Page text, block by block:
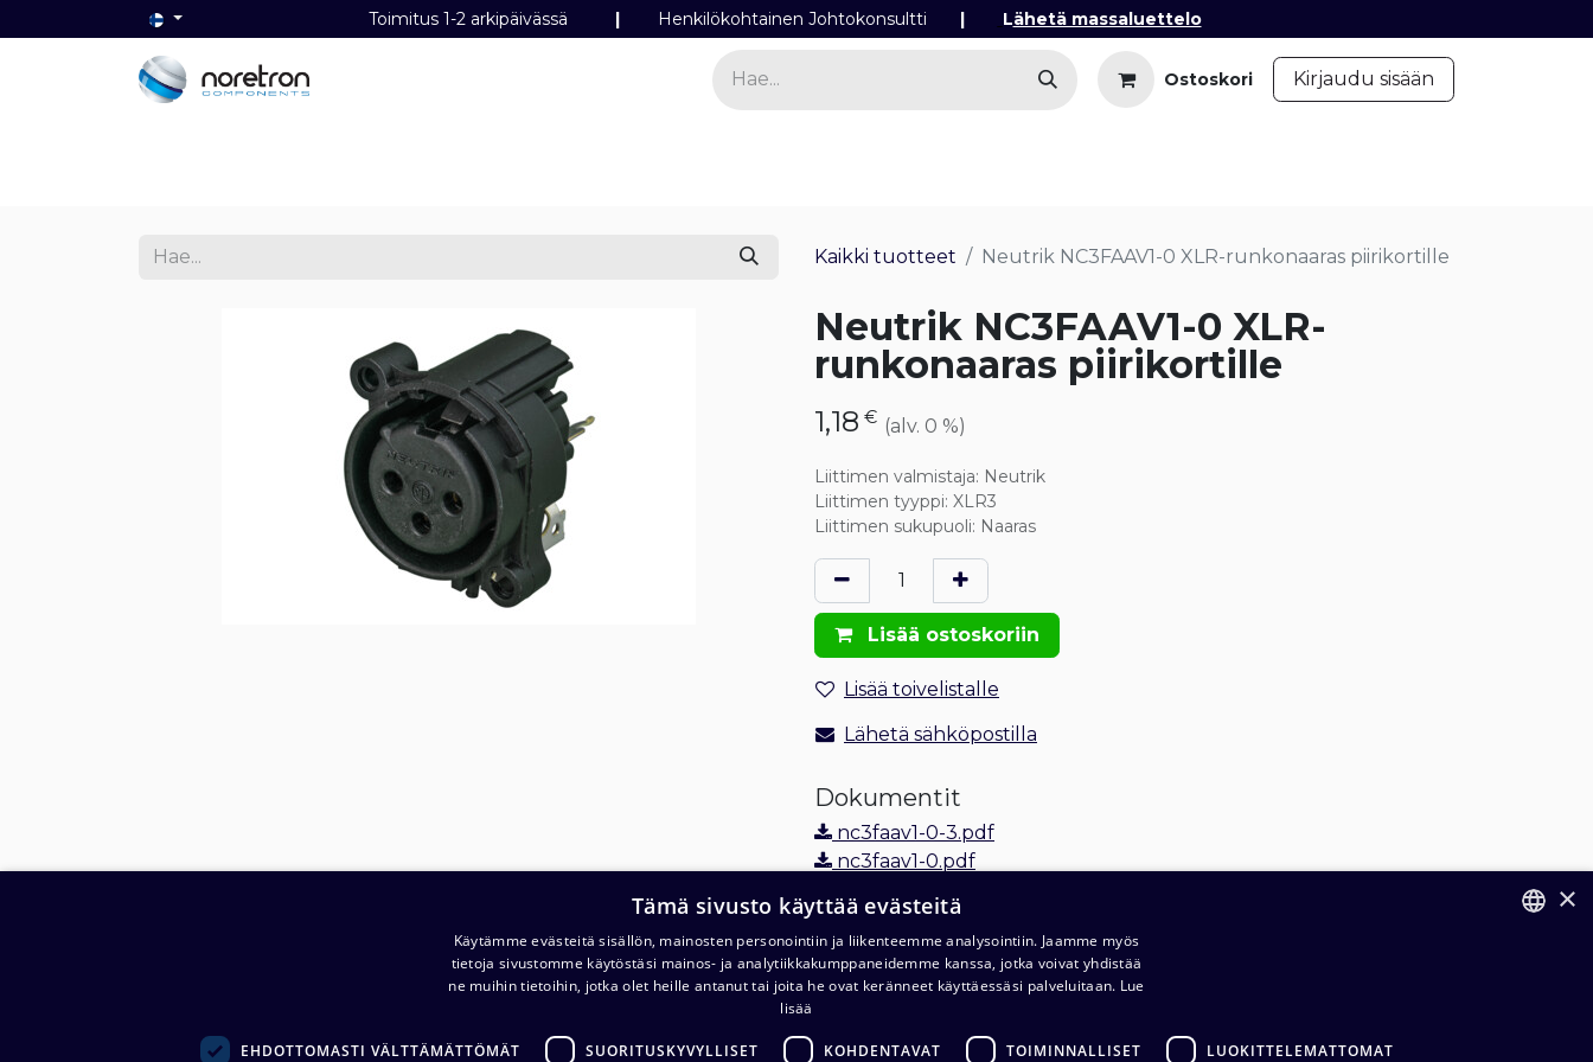
Toimitus 1-2 arkipäivässä | Henkilökohtainen Johtokonsultti | Lähetä massaluettelo​
Ostoskori Kirjaudu sisään
Kaikki tuotteet Neutrik NC3FAAV1-0 XLR-runkonaaras piirikortille
Neutrik NC3FAAV1-0 XLR-
runkonaaras piirikortille
1,18 € (alv. 0 %)
Liittimen valmistaja: Neutrik
Liittimen tyyppi: XLR3
Liittimen sukupuoli: Naaras
Lisää ostoskoriin
Lisää toivelistalle
Lähetä sähköpostilla
Dokumentit
nc3faav1-0-3.pdf
nc3faav1-0.pdf
Tilaus- ja toimitusehdot
×
Tämä sivusto käyttää evästeitä
Käytämme evästeitä sisällön, mainosten personointiin ja liikenteemme analysointiin. Jaamme myös
tietoja sivustomme käytöstäsi mainos- ja analytiikkakumppaneidemme kanssa, jotka voivat yhdistää
ne muihin tietoihin, jotka olet heille antanut tai joita he ovat keränneet käyttäessäsi palveluitaan. Lue
lisää
EHDOTTOMASTI VÄLTTÄMÄTTÖMÄT SUORITUSKYVYLLISET KOHDENTAVAT TOIMINNALLISET LUOKITTELEMATTOMAT